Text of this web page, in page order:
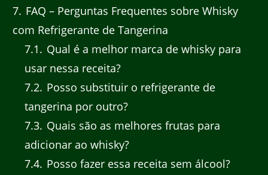
7 FAQ – Perguntas Frequentes sobre Whisky
com Refrigerante de Tangerina
7.1
Qual é a melhor marca de whisky para
usar nessa receita?
7.2 Posso substituir o refrigerante de
tangerina por outro?
7.3 Quais são as melhores frutas para
adicionar ao whisky?
7.4 Posso fazer essa receita sem álcool?